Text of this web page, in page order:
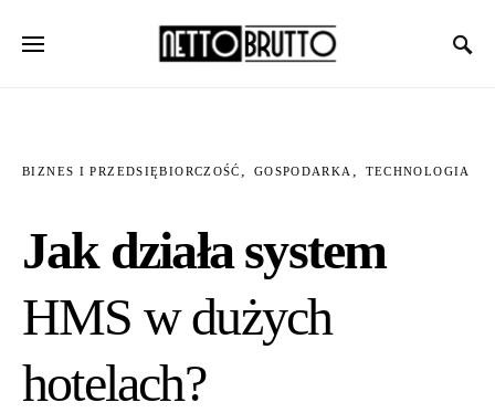
BIZNES I PRZEDSIĘBIORCZOŚĆ GOSPODARKA TECHNOLOGIA
Jak działa system
HMS w dużych
hotelach?